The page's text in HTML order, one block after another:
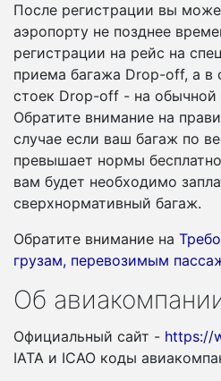
После регистрации вы
аэропорту не позднее
регистрации на рейс на
приема багажа Drop-off, а в
стоек Drop-off - на обычной
Обратите внимание на
случае если ваш багаж по
превышает нормы
вам будет необходимо
сверхнормативный багаж.
Обратите внимание на
грузам, перевозимым
Об
Официальный сайт - https://
IATA и ICAO коды